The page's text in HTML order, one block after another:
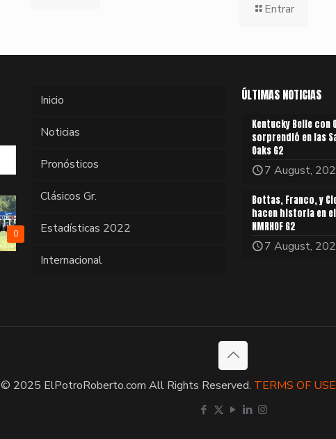
Entrar
0
Inicio
Noticias
Pronósticos
Clásicos Gr.
Estadísticas 2022
Internacional
ÚLTIMAS NOTICIAS
Kentucky Belle con
sorprendió en las
Oaks G2
7 August,
Bottas, Franco, y
hacen historia en el
NMRHOF G2
7 August,
© 2025 ElPotroRoberto.com All Rights Reserved. TERMS OF USE